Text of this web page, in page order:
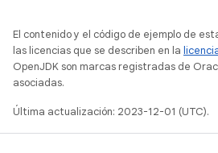
El contenido y el código de ejemplo de
las licencias que se describen en la
OpenJDK son marcas registradas de
asociadas.
Última actualización: 2023-12-01 (UTC).